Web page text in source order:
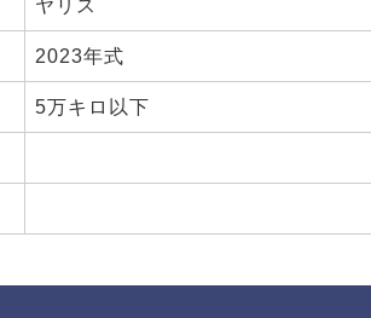
ヤリス
2023年式
5万キロ以下